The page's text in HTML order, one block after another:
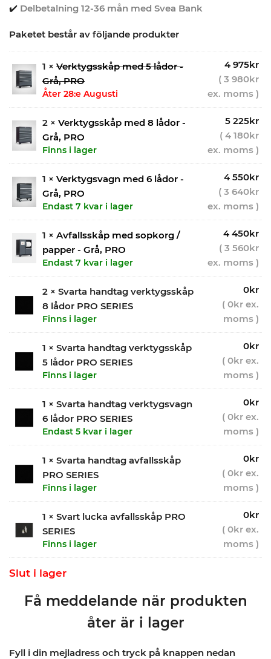
✔️ Delbetalning 12-36 mån med Svea Bank
Paketet består av följande produkter
1 × Verktygsskåp med 5 lådor -
Grå, PRO
Åter 28:e Augusti
4 975kr
( 3 980kr
ex. moms )
2 × Verktygsskåp med 8 lådor -
Grå, PRO
Finns i lager
5 225kr
( 4 180kr
ex. moms )
1 × Verktygsvagn med 6 lådor -
Grå, PRO
Endast 7 kvar i lager
4 550kr
( 3 640kr
ex. moms )
1 × Avfallsskåp med sopkorg /
papper - Grå, PRO
Endast 7 kvar i lager
4 450kr
( 3 560kr
ex. moms )
2 × Svarta handtag verktygsskåp
8 lådor PRO SERIES
Finns i lager
0kr
( 0kr ex.
moms )
1 × Svarta handtag verktygsskåp
5 lådor PRO SERIES
Finns i lager
0kr
( 0kr ex.
moms )
1 × Svarta handtag verktygsvagn
6 lådor PRO SERIES
Endast 5 kvar i lager
0kr
( 0kr ex.
moms )
1 × Svarta handtag avfallsskåp
PRO SERIES
Finns i lager
0kr
( 0kr ex.
moms )
1 × Svart lucka avfallsskåp PRO
SERIES
Finns i lager
0kr
( 0kr ex.
moms )
Slut i lager
Få meddelande när produkten
åter är i lager
Fyll i din mejladress och tryck på knappen nedan